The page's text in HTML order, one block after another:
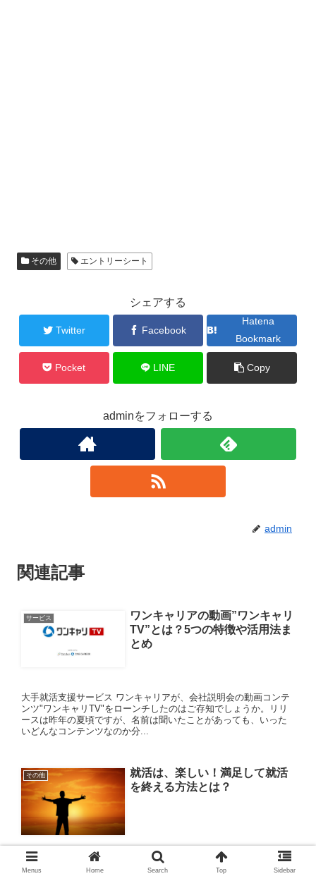
その他 エントリーシート
シェアする
Twitter Facebook
Hatena
Bookmark
Pocket LINE Copy
adminをフォローする
admin
関連記事
サービス
ワンキャリアの動画”ワンキャリ
TV”とは？5つの特徴や活用法ま
とめ
大手就活支援サービス ワンキャリアが、会社説明会の動画コンテ
ンツ"ワンキャリTV"をローンチしたのはご存知でしょうか。リリ
ースは昨年の夏頃ですが、名前は聞いたことがあっても、いった
いどんなコンテンツなのか分...
その他
就活は、楽しい！満足して就活
を終える方法とは？
「みなさん、就活は楽しいですか？」 首を横に振っている人が多
いような気がしますが、実は就活って「とっても楽しいもの！」
Menus Home Search Top Sidebar